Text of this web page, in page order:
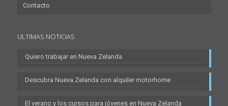
Contacto
ULTIMAS NOTICIAS
Quiero trabajar en Nueva Zelanda
Descubra Nueva Zelanda con alquiler motorhome
El verano y los cursos para jóvenes en Nueva Zelanda